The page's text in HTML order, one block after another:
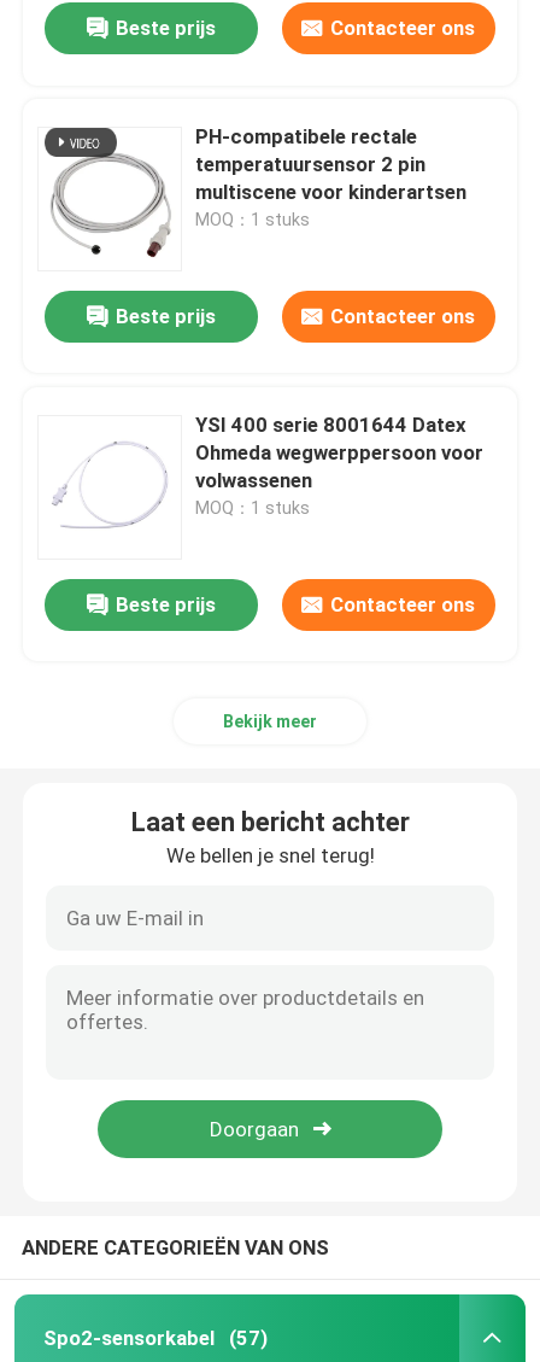
Beste prijs Contacteer ons
PH-compatibele rectale
temperatuursensor 2 pin
multiscene voor kinderartsen
MOQ：1 stuks
Beste prijs Contacteer ons
YSI 400 serie 8001644 Datex
Ohmeda wegwerppersoon voor
volwassenen
MOQ：1 stuks
Beste prijs Contacteer ons
Bekijk meer
Laat een bericht achter
We bellen je snel terug!
ANDERE CATEGORIEËN VAN ONS
Spo2-sensorkabel (57)